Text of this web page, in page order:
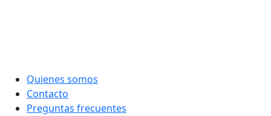
Quienes somos
Contacto
Preguntas frecuentes